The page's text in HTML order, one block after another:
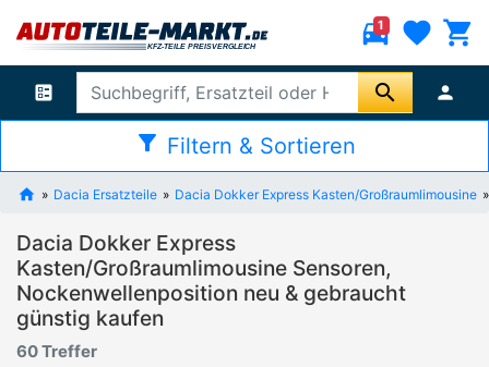
directions_car
1 favorite shopping_cart
ballot search person
filter_alt Filtern & Sortieren
Dacia Ersatzteile Dacia Dokker Express Kasten/Großraumlimousine
Dacia Dokker Express
Kasten/Großraumlimousine Sensoren,
Nockenwellenposition neu & gebraucht
günstig kaufen
60 Treffer